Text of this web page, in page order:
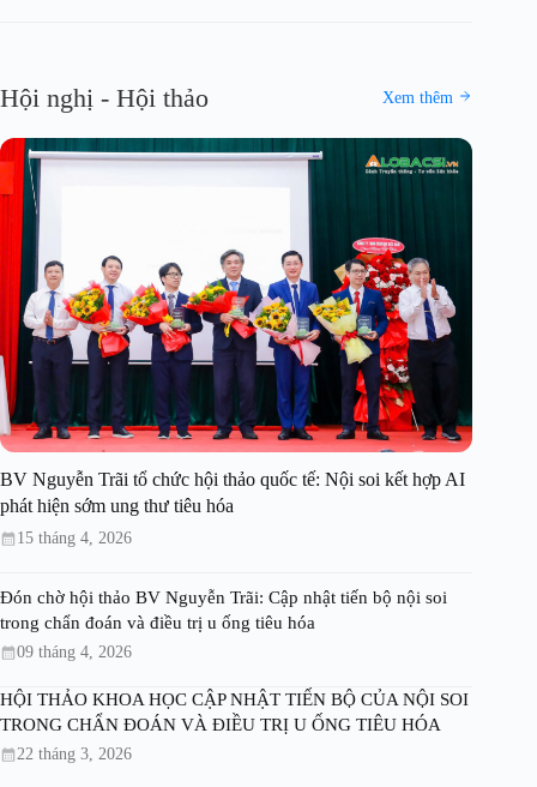
Hội nghị - Hội thảo Xem thêm
BV Nguyễn Trãi tổ chức hội thảo quốc tế: Nội soi kết hợp AI
phát hiện sớm ung thư tiêu hóa
15 tháng 4, 2026
Đón chờ hội thảo BV Nguyễn Trãi: Cập nhật tiến bộ nội soi
trong chẩn đoán và điều trị u ống tiêu hóa
09 tháng 4, 2026
HỘI THẢO KHOA HỌC CẬP NHẬT TIẾN BỘ CỦA NỘI SOI
TRONG CHẨN ĐOÁN VÀ ĐIỀU TRỊ U ỐNG TIÊU HÓA
22 tháng 3, 2026